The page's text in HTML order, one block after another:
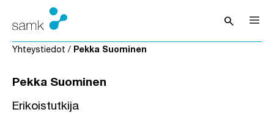
Siirry sisältöön
searchAvaa haku
Yhteystiedot / Pekka Suominen
Pekka Suominen
Erikoistutkija